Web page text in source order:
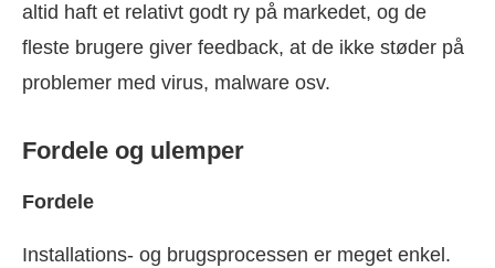
altid haft et relativt godt ry på markedet, og de
fleste brugere giver feedback, at de ikke støder på
problemer med virus, malware osv.
Fordele og ulemper
Fordele
Installations- og brugsprocessen er meget enkel.